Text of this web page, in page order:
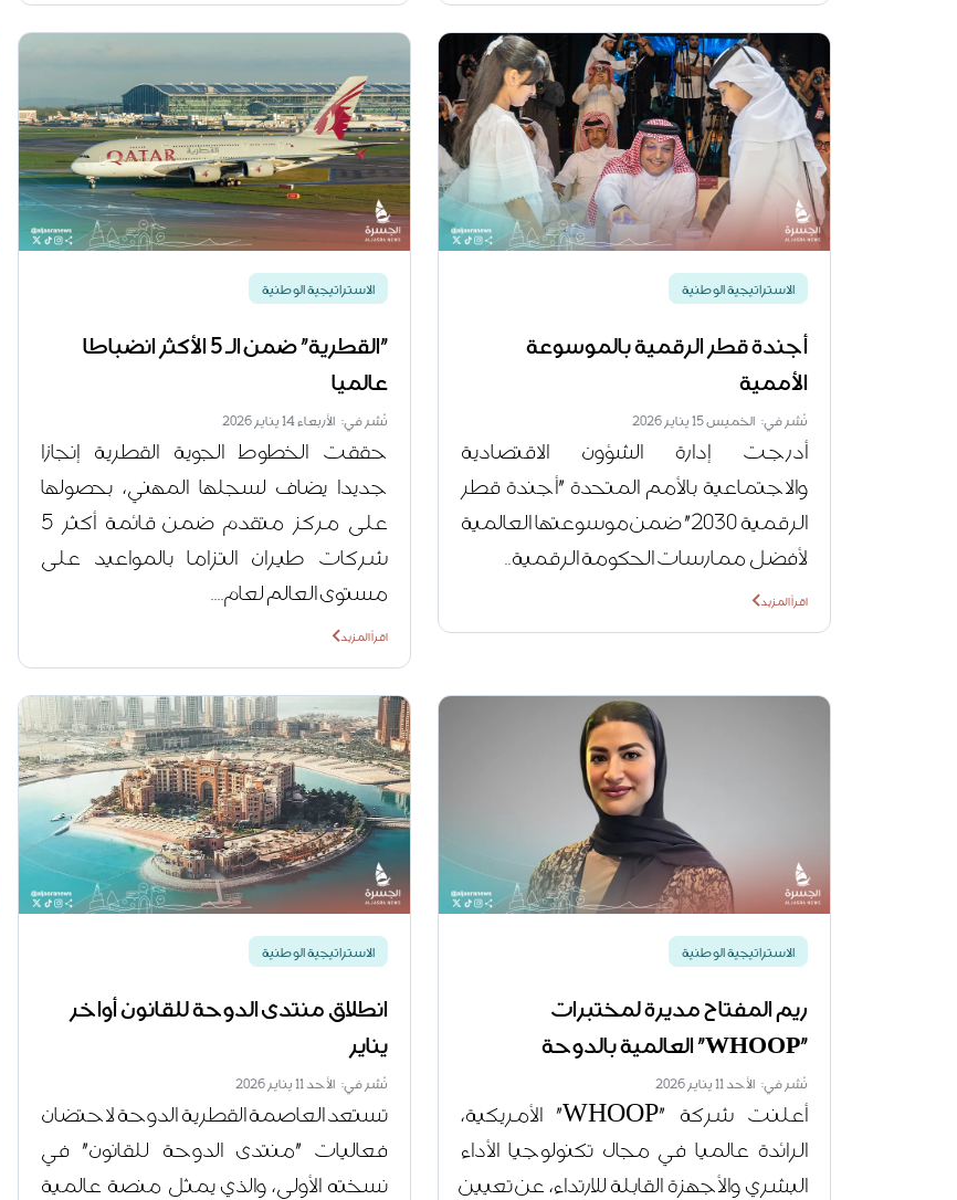
الاستراتيجية الوطنية
أجندة قطر الرقمية بالموسوعة
الأممية
نُشر في: الخميس 15 يناير 2026
أدرجت إدارة الشؤون الاقتصادية
والاجتماعية بالأمم المتحدة "أجندة قطر
الرقمية 2030" ضمن موسوعتها العالمية
لأفضل ممارسات الحكومة الرقمية..
اقرأ المزيد
الاستراتيجية الوطنية
"القطرية" ضمن الـ 5 الأكثر انضباطا
عالميا
نُشر في: الأربعاء 14 يناير 2026
حققت الخطوط الجوية القطرية إنجازا
جديدا يضاف لسجلها المهني، بحصولها
على مركز متقدم ضمن قائمة أكثر 5
شركات طيران التزاما بالمواعيد على
مستوى العالم لعام....
اقرأ المزيد
الاستراتيجية الوطنية
ريم المفتاح مديرة لمختبرات
"WHOOP" العالمية بالدوحة
نُشر في: الأحد 11 يناير 2026
أعلنت شركة "WHOOP" الأمريكية،
الرائدة عالميا في مجال تكنولوجيا الأداء
البشري والأجهزة القابلة للارتداء، عن تعيين
الاستراتيجية الوطنية
انطلاق منتدى الدوحة للقانون أواخر
يناير
نُشر في: الأحد 11 يناير 2026
تستعد العاصمة القطرية الدوحة لاحتضان
فعاليات "منتدى الدوحة للقانون" في
نسخته الأولى، والذي يمثل منصة عالمية